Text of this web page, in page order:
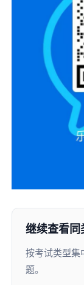
继续查看同
按考试类型集
题。